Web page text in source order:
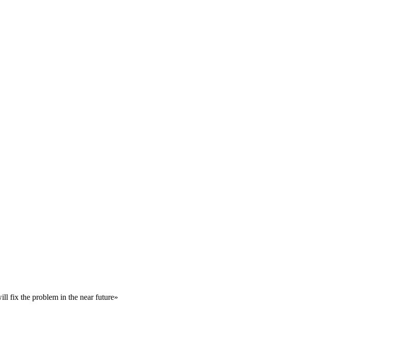
fix the problem in the near future»